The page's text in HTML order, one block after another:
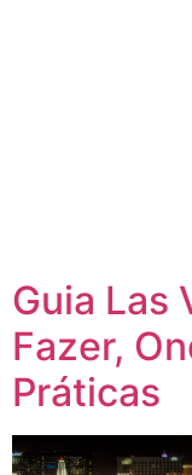
Guia Las
Fazer,
Práticas